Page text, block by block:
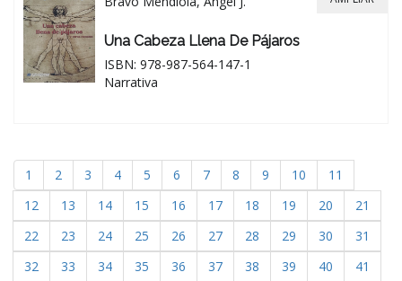
Una Cabeza Llena De Pájaros
ISBN: 978-987-564-147-1
Narrativa
1 2 3 4 5 6 7 8 9 10
11
12
13 14 15 16 17 18 19 20
21
22
23 24 25 26 27 28 29 30
31
32
33 34 35 36 37 38 39 40
41